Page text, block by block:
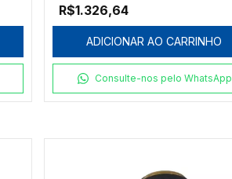
R$1.326,64
ADICIONAR AO CARRINHO
Consulte-nos pelo WhatsApp